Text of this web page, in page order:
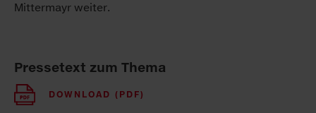
Mittermayr weiter.
Pressetext zum Thema
DOWNLOAD (PDF)